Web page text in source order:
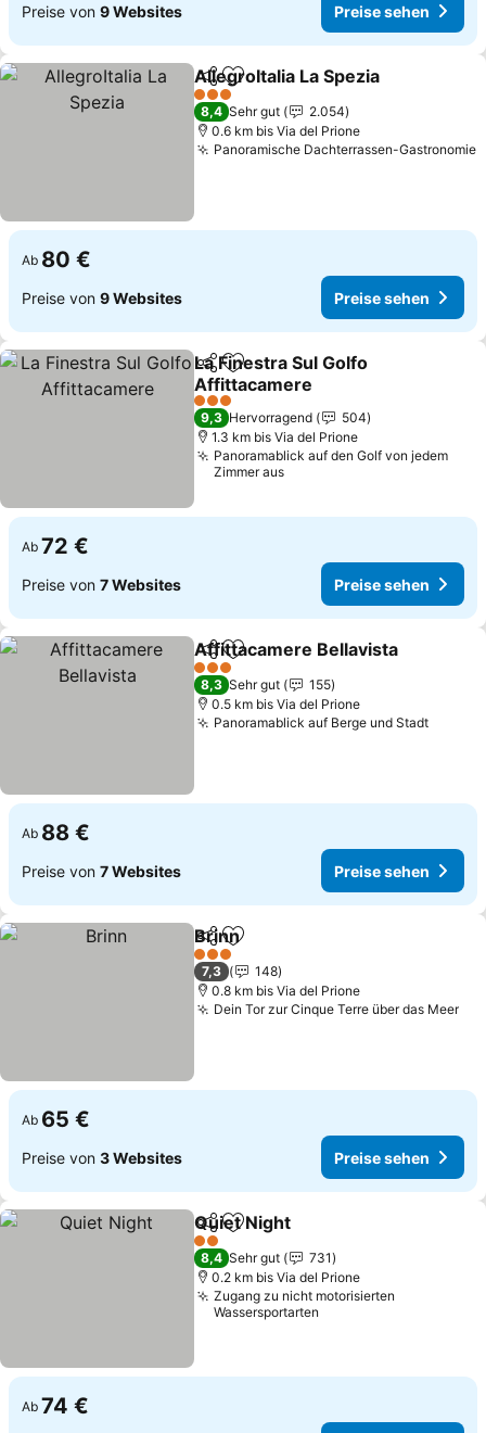
Preise von 9 Websites Preise sehen
TeilenZu Favoriten hinzufügen
AllegroItalia La Spezia
3 Sterne
8,4 Sehr gut
2.054
0.6 km bis Via del Prione
Panoramische Dachterrassen-Gastronomie
Ab 80 €
Preise von 9 Websites Preise sehen
TeilenZu Favoriten hinzufügen
La Finestra Sul Golfo
Affittacamere
Preise sehen
3 Sterne
9,3 Hervorragend
504
1.3 km bis Via del Prione
Panoramablick auf den Golf von jedem
Zimmer aus
Ab 72 €
Preise von 7 Websites Preise sehen
TeilenZu Favoriten hinzufügen
Affittacamere Bellavista
3 Sterne
8,3 Sehr gut
155
0.5 km bis Via del Prione
Panoramablick auf Berge und StadtPreise
Ab 88 €
Preise von 7 Websites Preise sehen
TeilenZu Favoriten hinzufügen
Brinn
3 Sterne
7,3
148
0.8 km bis Via del Prione
Dein Tor zur Cinque Terre über das Meer
Ab 65 €
Preise von 3 Websites Preise sehen
TeilenZu Favoriten hinzufügen
Quiet Night
2 Sterne
8,4 Sehr gut
731
0.2 km bis Via del Prione
Zugang zu nicht motorisierten
Wassersportarten
Ab 74 €